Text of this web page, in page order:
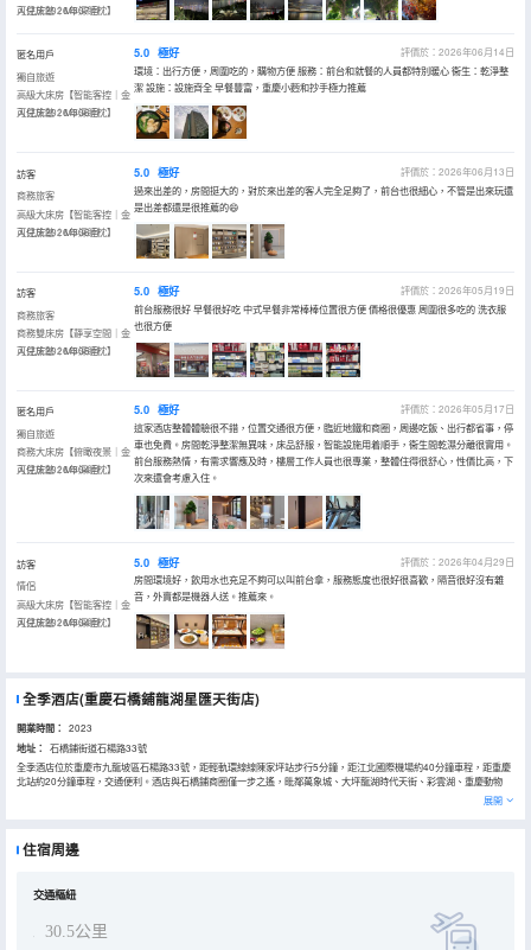
可兒床墊｜M3深睡枕】
入住於2026年07月
匿名用戶
獨自旅遊
高級大床房【智能客控｜金
可兒床墊｜M3深睡枕】
入住於2026年06月
5.0 極好
評價於：2026年06月14日
環境：出行方便，周圍吃的，購物方便 服務：前台和就餐的人員都特別暖心 衞生：乾淨整
潔 設施：設施齊全 早餐豐富，重慶小麪和抄手極力推薦
訪客
商務旅客
高級大床房【智能客控｜金
可兒床墊｜M3深睡枕】
入住於2026年06月
5.0 極好
評價於：2026年06月13日
過來出差的，房間挺大的，對於來出差的客人完全足夠了，前台也很細心，不管是出來玩還
是出差都還是很推薦的😄
訪客
商務旅客
商務雙床房【靜享空間｜金
可兒床墊｜M3深睡枕】
入住於2026年05月
5.0 極好
評價於：2026年05月19日
前台服務很好 早餐很好吃 中式早餐非常棒棒位置很方便 價格很優惠 周圍很多吃的 洗衣服
也很方便
匿名用戶
獨自旅遊
商務大床房【俯瞰夜景｜金
可兒床墊｜M3深睡枕】
入住於2026年04月
5.0 極好
評價於：2026年05月17日
這家酒店整體體驗很不錯，位置交通很方便，臨近地鐵和商圈，周邊吃飯、出行都省事，停
車也免費。房間乾淨整潔無異味，床品舒服，智能設施用着順手，衞生間乾濕分離很實用。
前台服務熱情，有需求響應及時，樓層工作人員也很專業，整體住得很舒心，性價比高，下
次來還會考慮入住。
訪客
情侶
高級大床房【智能客控｜金
可兒床墊｜M3深睡枕】
入住於2026年04月
5.0 極好
評價於：2026年04月29日
房間環境好，飲用水也充足不夠可以叫前台拿，服務態度也很好很喜歡，隔音很好沒有雜
音，外賣都是機器人送。推薦來。
全季酒店(重慶石橋鋪龍湖星匯天街店)
開業時間： 2023
地址：
石橋鋪街道石楊路33號
全季酒店位於重慶市九龍坡區石楊路33號，距輕軌環線線陳家坪站步行5分鐘，距江北國際機場約40分鐘車程，距重慶
北站約20分鐘車程，交通便利。酒店與石橋鋪商圈僅一步之遙，毗鄰萬象城、大坪龍湖時代天街、彩雲湖、重慶動物
園。酒店擁有健身房、洗衣房、免費停車場、自助餐廳，客房竹木原色，自然簡約，且配備65英寸電視支持手機投屏，
美國金可兒床墊、設計師量身定製茶具，詩畫茶相伴，用東方的待客之道，成為您行途中的休憩小築。酒店地理位置優
1100家。從東方智慧中汲取人文精神，從當代生活中提煉價值內涵，全季通過親朋服務創造優質體驗，在東方土地上，
展開
住宿周邊
交通樞紐
30.5公里